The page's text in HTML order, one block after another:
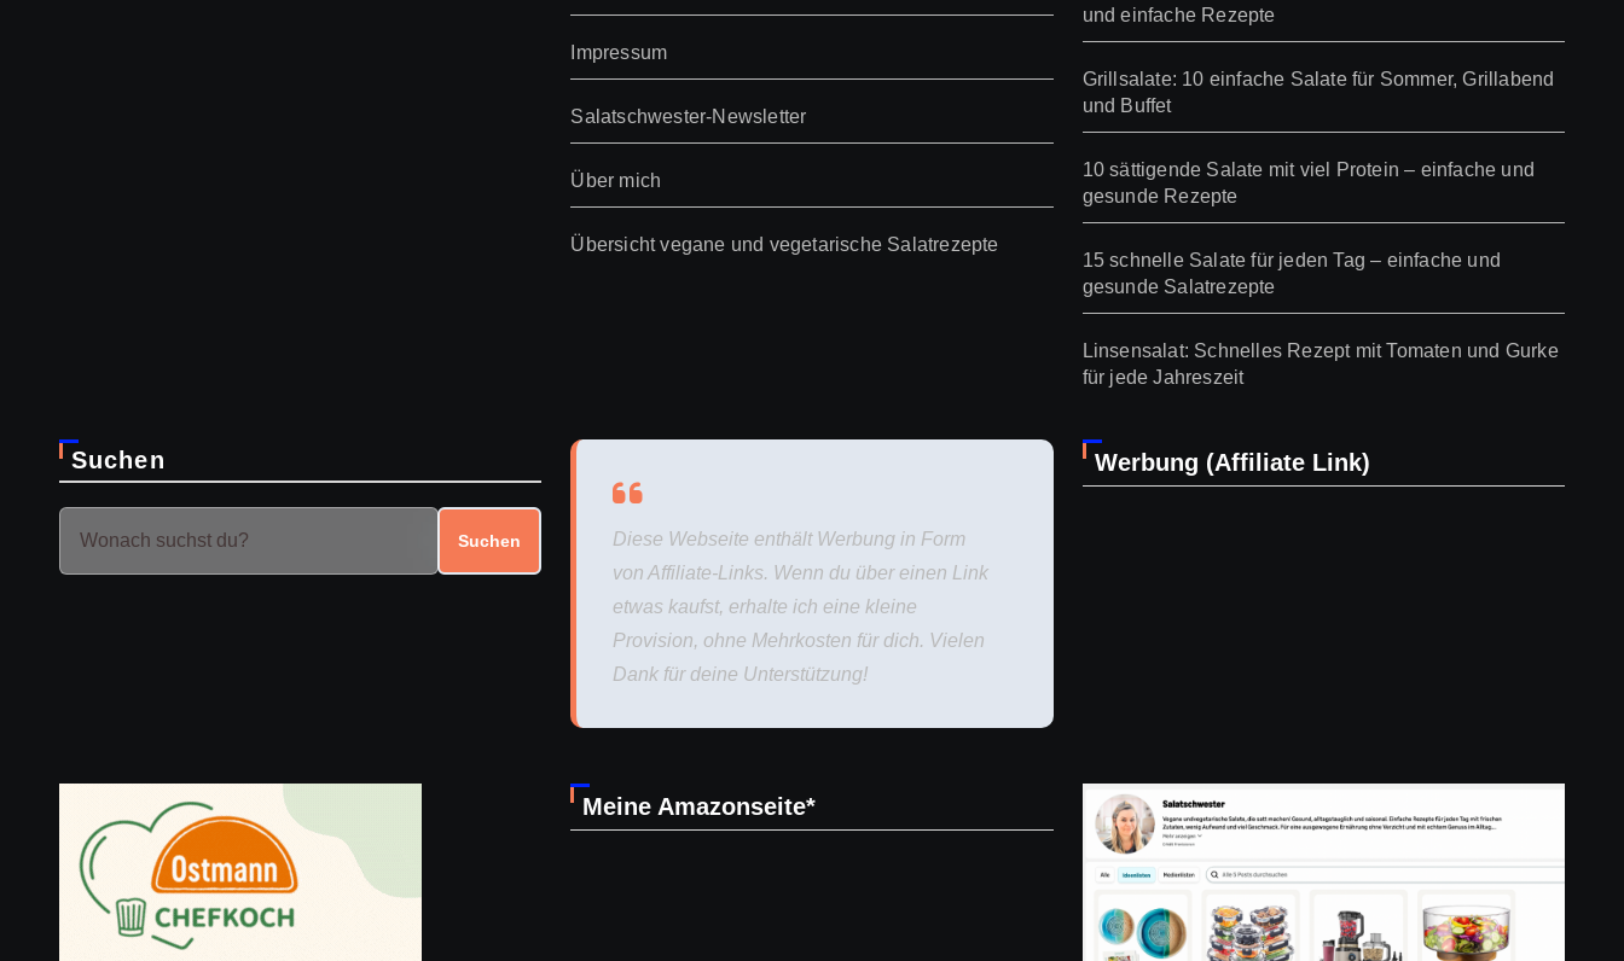
Impressum
Salatschwester-Newsletter
Über mich
Übersicht vegane und vegetarische Salatrezepte
und einfache Rezepte
Grillsalate: 10 einfache Salate für Sommer, Grillabend
und Buffet
10 sättigende Salate mit viel Protein – einfache und
gesunde Rezepte
15 schnelle Salate für jeden Tag – einfache und
gesunde Salatrezepte
Linsensalat: Schnelles Rezept mit Tomaten und Gurke
für jede Jahreszeit
Suchen
Suchen
Diese Webseite enthält Werbung in Form
von Affiliate-Links. Wenn du über einen Link
etwas kaufst, erhalte ich eine kleine
Provision, ohne Mehrkosten für dich. Vielen
Dank für deine Unterstützung!
Werbung (Affiliate Link)
Meine Amazonseite*